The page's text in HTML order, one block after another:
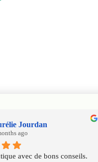
Jourdan
ago
avec de bons conseils.